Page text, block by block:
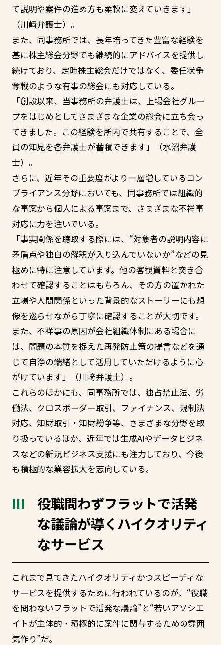
て説明や案件の進め方も柔軟に変えていきます」
（川﨑弁護士）。
また、同事務所では、長年培ってきた豊富な経験を
基に株主総会分野でも継続的にアドバイスを提供し
続けており、定時株主総会だけではなく、委任状争
奪戦のような有事の総会にも対応している。
「創設以来、当事務所の弁護士は、上場会社グルー
プをはじめとしてさまざまな企業の総会に立ち会っ
てきました。この経験を所内で共有することで、全
員の知見を各弁護士が蓄積できます」（水沼弁護
士）。
さらに、近年その重要度がより一層増しているコン
プライアンス分野においても、同事務所では組織的
な事案から個人による事案まで、さまざまな不祥事
対応に力を注いでいる。
「事実関係を聴取する際には、“対象者の説明内容に
矛盾点や独自の解釈が入り込んでいないか”などの見
極めに特に注意しています。他の客観資料と突き合
わせて確認することはもちろん、その方の置かれた
立場や人間関係といった背景的なストーリーにも想
像を巡らせながら丁寧に確認することが大切です。
また、不祥事の原因が会社組織体制にある場合に
は、問題の本質を捉えた再発防止策の提言などを通
じて自浄の端緒として活用していただけるように心
がけています」（川﨑弁護士）。
これらのほかにも、同事務所では、独占禁止法、労
働法、クロスボーダー取引、ファイナンス、規制法
対応、知財取引・知財紛争等、さまざまな分野を取
り扱っているほか、近年では生成AIやデータビジネ
スなどの新規ビジネス支援にも注力しており、今後
も積極的な業容拡大を志向している。
役職問わずフラットで活発
な議論が導くハイクオリティ
なサービス
これまで見てきたハイクオリティかつスピーディな
サービスを提供するために行われているのが、“役職
を問わないフラットで活発な議論”と“若いアソシエ
イトが主体的・積極的に案件に関与するための雰囲
気作り”だ。